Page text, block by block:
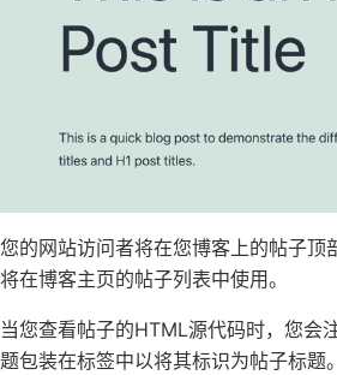
您的网站访问者将在您博客上的帖子顶
将在博客主页的帖子列表中使用。
当您查看帖子的HTML源代码时，您会
题包装在标签中以将其标识为帖子标题。